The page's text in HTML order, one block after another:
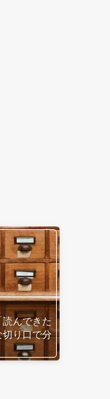
読んできた
切り口で分